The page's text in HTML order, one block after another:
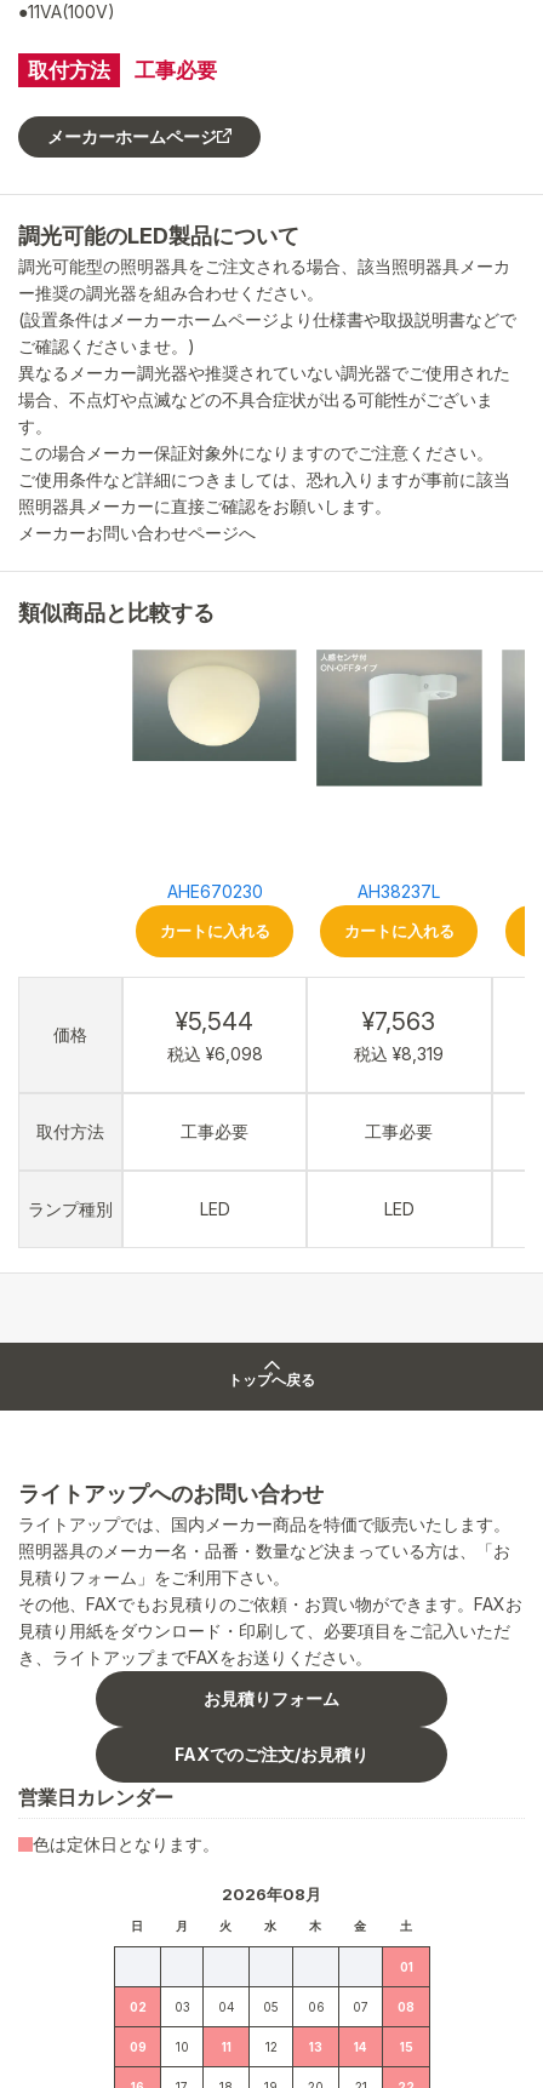
取付方法 工事必要
●11VA(100V)
メーカーホームページ
調光可能のLED製品について
調光可能型の照明器具をご注文される場合、該当照明器具メーカ
ー推奨の調光器を組み合わせください。
(設置条件はメーカーホームページより仕様書や取扱説明書などで
ご確認くださいませ。)
異なるメーカー調光器や推奨されていない調光器でご使用された
場合、不点灯や点滅などの不具合症状が出る可能性がございま
す。
この場合メーカー保証対象外になりますのでご注意ください。
ご使用条件など詳細につきましては、恐れ入りますが事前に該当
照明器具メーカーに直接ご確認をお願いします。
メーカーお問い合わせページへ
類似商品と比較する
価格
取付方法
ランプ種別
AHE670230
カートに入れる
¥5,544
税込 ¥6,098
工事必要
LED
AH38237L
カートに入れる
¥7,563
税込 ¥8,319
工事必要
LED
トップへ戻る
ライトアップへのお問い合わせ
ライトアップでは、国内メーカー商品を特価で販売いたします。
照明器具のメーカー名・品番・数量など決まっている方は、「お
見積りフォーム」をご利用下さい。
その他、FAXでもお見積りのご依頼・お買い物ができます。FAXお
見積り用紙をダウンロード・印刷して、必要項目をご記入いただ
き、ライトアップまでFAXをお送りください。
お見積りフォーム
FAXでのご注文/お見積り
営業日カレンダー
2026年08月
日 月 火 水 木 金 土
01
02 03 04 05 06 07 08
09 10 11 12 13 14 15
色は定休日となります。